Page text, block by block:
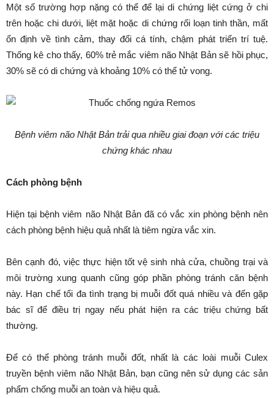
Một số trường hợp nặng có thể để lại di chứng liệt cứng ở chi
trên hoặc chi dưới, liệt mặt hoặc di chứng rối loạn tinh thần, mất
ổn định về tình cảm, thay đổi cá tính, chậm phát triển trí tuệ.
Thống kê cho thấy, 60% trẻ mắc viêm não Nhật Bản sẽ hồi phục,
30% sẽ có di chứng và khoảng 10% có thể tử vong.
Bệnh viêm não Nhật Bản trải qua nhiều giai đoạn với các triệu
chứng khác nhau
Cách phòng bệnh
Hiện tại bệnh viêm não Nhật Bản đã có vắc xin phòng bệnh nên
cách phòng bệnh hiệu quả nhất là tiêm ngừa vắc xin.
Bên cạnh đó, việc thực hiện tốt vệ sinh nhà cửa, chuồng trại và
môi trường xung quanh cũng góp phần phòng tránh căn bệnh
này. Hạn chế tối đa tình trạng bị muỗi đốt quá nhiều và đến gặp
bác sĩ để điều trị ngay nếu phát hiện ra các triệu chứng bất
thường.
Để có thể phòng tránh muỗi đốt, nhất là các loài muỗi Culex
truyền bệnh viêm não Nhật Bản, bạn cũng nên sử dụng các sản
phẩm chống muỗi an toàn và hiệu quả.